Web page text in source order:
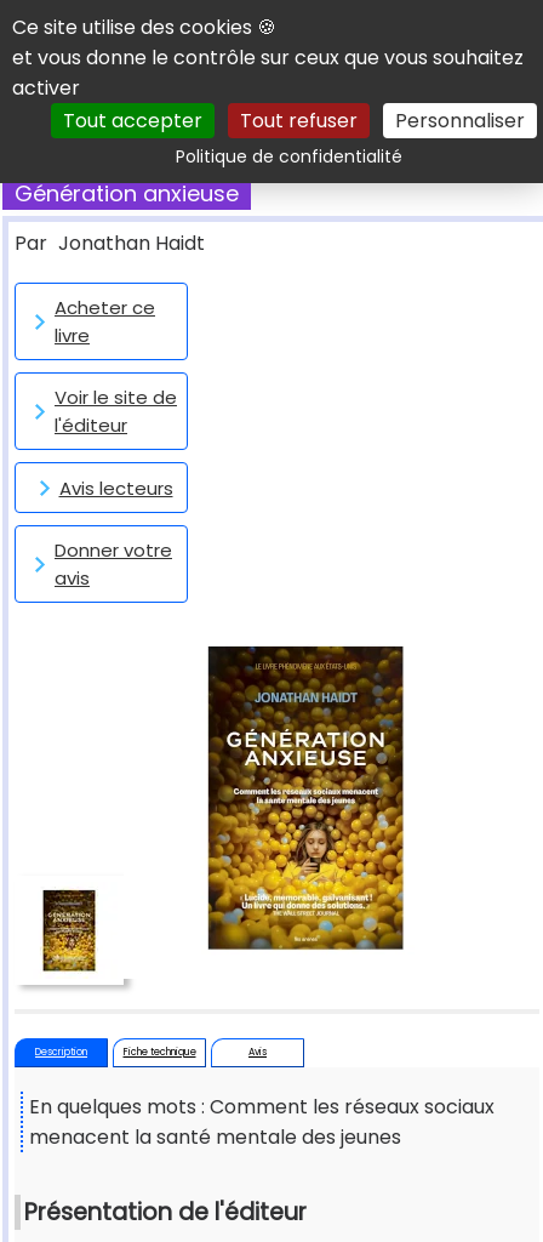
Panneau de gestion des cookies
Ce site utilise des cookies 🍪
et vous donne le contrôle sur ceux que vous souhaitez
activer
Tout accepter
Tout refuser Personnaliser
Politique de confidentialitéRechercher
Génération anxieuse
Par Jonathan Haidt
Acheter ce
livre
Voir le site de
l'éditeur
Avis lecteurs
Donner votre
avis
Description Fiche technique Avis
En quelques mots : Comment les réseaux sociaux
menacent la santé mentale des jeunes
Présentation de l'éditeur